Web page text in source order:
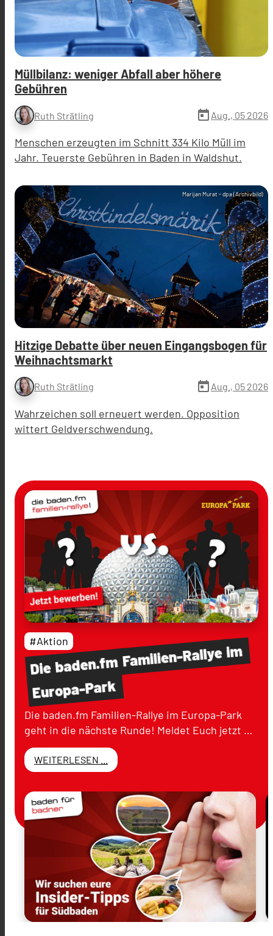
Müllbilanz: weniger Abfall aber höhere
Gebühren
Ruth Strätling today Aug., 05 2026
Menschen erzeugten im Schnitt 334 Kilo Müll im
Jahr. Teuerste Gebühren in Baden in Waldshut.
Marijan Murat - dpa (Archivbild)
Hitzige Debatte über neuen Eingangsbogen für
Weihnachtsmarkt
Ruth Strätling today Aug., 05 2026
Wahrzeichen soll erneuert werden. Opposition
wittert Geldverschwendung.
Diebaden.fmFamilien-Rallyeim
Europa-Park
#Aktion
Die baden.fm Familien-Rallye im Europa-Park
geht in die nächste Runde! Meldet Euch jetzt …
WEITERLESEN ...